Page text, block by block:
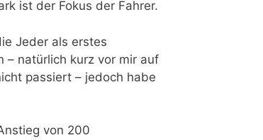
ist der Fokus der Fahrer.
Jeder als erstes
– natürlich kurz vor mir auf
passiert – jedoch habe
von 200